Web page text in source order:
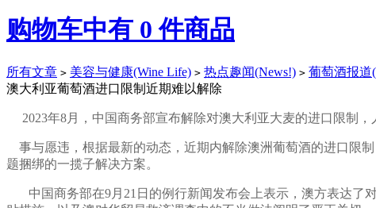
购物车中有 0 件商品
所有文章 > 美容与健康(Wine Life) > 热点趣闻(News!) > 葡萄酒报道
澳大利亚葡萄酒进口限制近期难以解除
2023年8月，中国商务部宣布解除对澳大利亚大麦的进口限制
事与愿违，根据最新的动态，近期内解除澳洲葡萄酒的进口限
题捆绑的一揽子解决方案。
中国商务部在9月21日的例行新闻发布会上表示，澳方表达了